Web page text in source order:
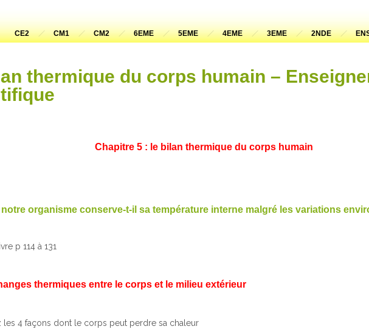
CE2 CM1 CM2 6EME 5EME 4EME 3EME 2NDE
thermique du corps humain –
Chapitre 5 : le bilan thermique du corps humain
organisme conserve-t-il sa température interne malgré les variations
p 114 à 131
thermiques entre le corps et le milieu extérieur
les 4 façons dont le corps peut perdre sa chaleur